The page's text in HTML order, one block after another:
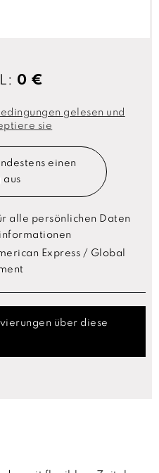
0 €
gelesen und
sie
einen
aus
alle persönlichen Daten
Express / Global
über diese